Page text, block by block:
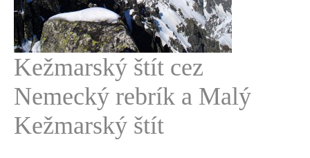
Kežmarský štít cez
Nemecký rebrík a Malý
Kežmarský štít